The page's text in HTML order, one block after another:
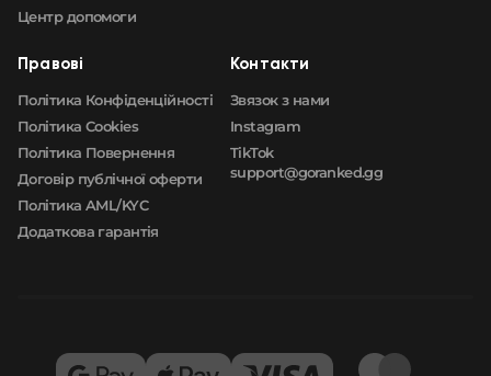
Центр допомоги
Правові
Політика Конфіденційності
Політика Cookies
Політика Повернення
Договір публічної оферти
Політика AML/KYC
Додаткова гарантія
Контакти
Звязок з нами
Instagram
TikTok
support@goranked.gg